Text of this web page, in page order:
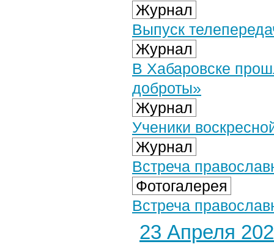
Журнал
Выпуск
Журнал
В Хабаровске
доброты»
Журнал
Ученики
Журнал
Встреча
Фотогалерея
Встреча
23 Апреля